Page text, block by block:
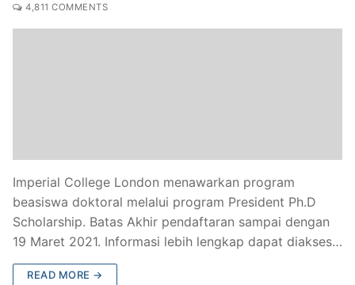
4,811 COMMENTS
Imperial College London menawarkan program
beasiswa doktoral melalui program President Ph.D
Scholarship. Batas Akhir pendaftaran sampai dengan
19 Maret 2021. Informasi lebih lengkap dapat diakses…
READ MORE →